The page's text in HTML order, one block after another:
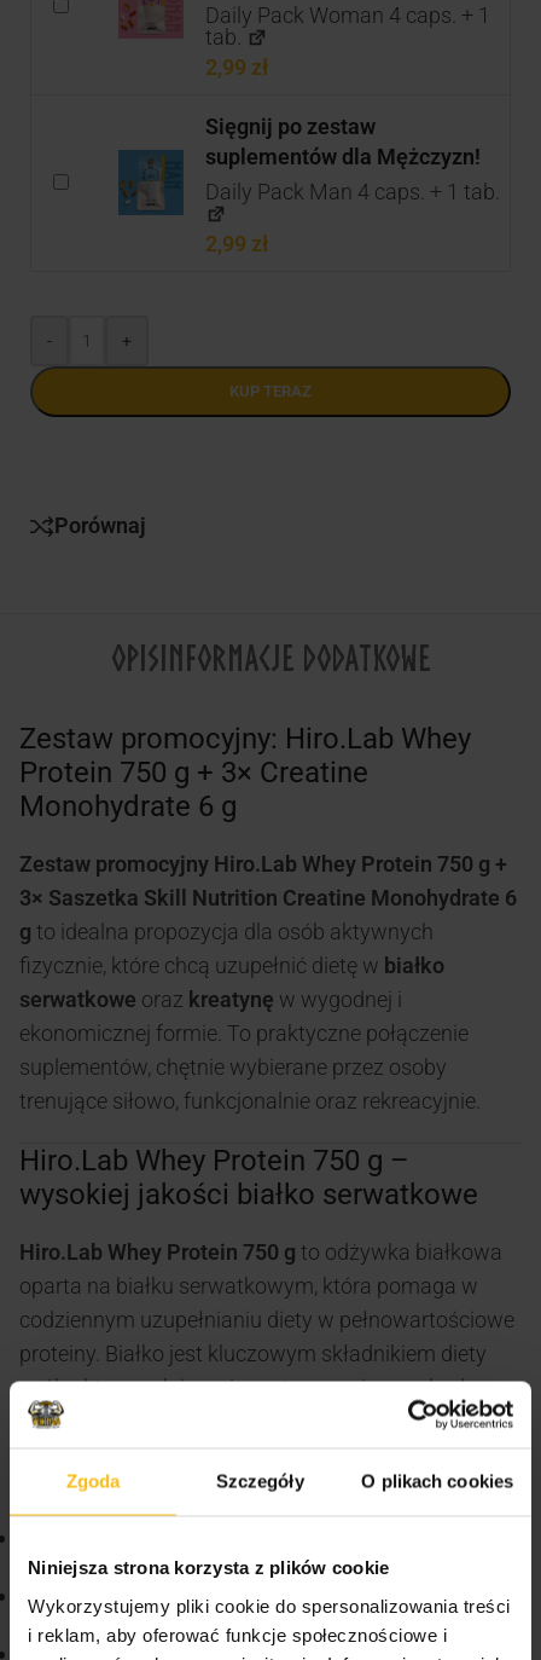
Zgoda Szczegóły O plikach cookies
Niniejsza strona korzysta z plików cookie
Wykorzystujemy pliki cookie do spersonalizowania treści
i reklam, aby oferować funkcje społecznościowe i
Daily Pack Woman 4 caps. + 1
tab.
2,99 zł
Sięgnij po zestaw
suplementów dla Mężczyzn!
Daily Pack Man 4 caps. + 1 tab.
2,99 zł
- +
KUP TERAZ
Porównaj
OPISINFORMACJE DODATKOWE
Zestaw promocyjny: Hiro.Lab Whey
Protein 750 g + 3× Creatine
Monohydrate 6 g
Zestaw promocyjny Hiro.Lab Whey Protein 750 g +
3× Saszetka Skill Nutrition Creatine Monohydrate 6
g to idealna propozycja dla osób aktywnych
fizycznie, które chcą uzupełnić dietę w białko
serwatkowe oraz kreatynę w wygodnej i
ekonomicznej formie. To praktyczne połączenie
suplementów, chętnie wybierane przez osoby
trenujące siłowo, funkcjonalnie oraz rekreacyjnie.
Hiro.Lab Whey Protein 750 g –
wysokiej jakości białko serwatkowe
Hiro.Lab Whey Protein 750 g to odżywka białkowa
oparta na białku serwatkowym, która pomaga w
codziennym uzupełnianiu diety w pełnowartościowe
proteiny. Białko jest kluczowym składnikiem diety
osób aktywnych i wspiera utrzymanie oraz budowę
masy mięśniowej.
Produkt charakteryzuje się:
wygodną formą proszku
uniwersalnym zastosowaniem – po treningu lub w